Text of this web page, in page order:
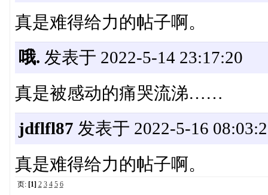
真是难得给力的帖子啊。
哦. 发表于 2022-5-14 23:17:20
真是被感动的痛哭流涕……
jdflfl87 发表于 2022-5-16
真是难得给力的帖子啊。
页: [1] 2 3 4 5 6